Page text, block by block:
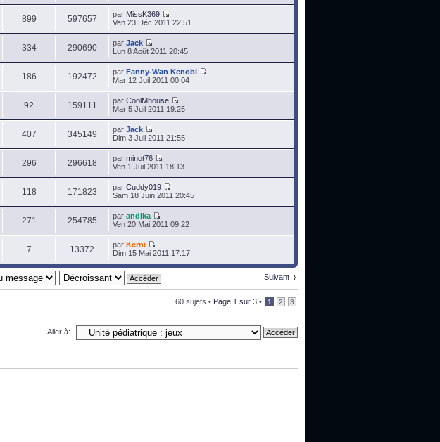
899 597657 par MissK369
Ven 23 Déc 2011 22:51
334 290690 par Jack
Lun 8 Août 2011 20:45
186 192472 par Fanny-Wan Kenobi
Mar 12 Juil 2011 00:04
92 159111 par CoolMhouse
Mar 5 Juil 2011 19:25
407 345149 par Jack
Dim 3 Juil 2011 21:55
296 296618 par minot76
Ven 1 Juil 2011 18:13
118 171823 par Cuddy019
Sam 18 Juin 2011 20:45
271 254785 par andika
Ven 20 Mai 2011 09:22
7 13372 par Kerni
Dim 15 Mai 2011 17:17
Suivant
60 sujets • Page 1 sur 3 • 1 2 3
Aller à: